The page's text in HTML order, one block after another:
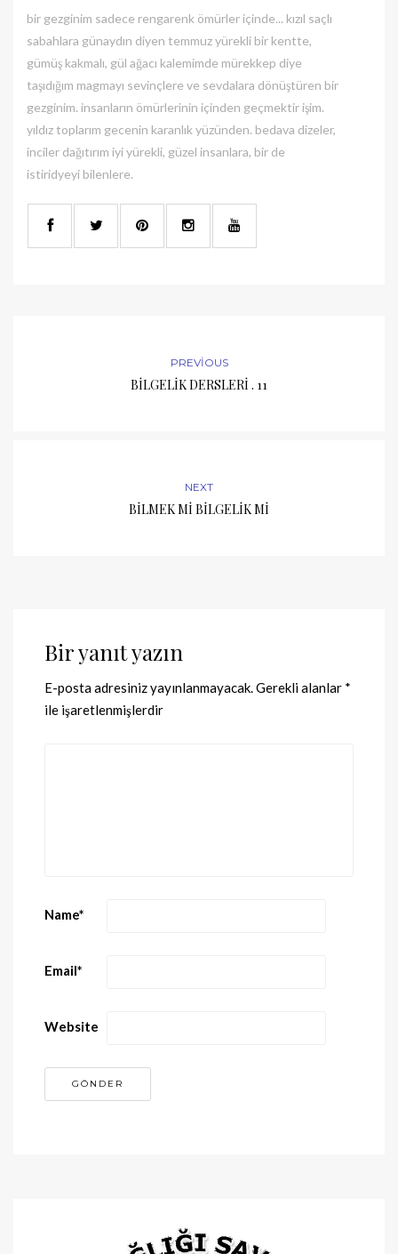
bir gezginim sadece rengarenk ömürler içinde... kızıl saçlı
sabahlara günaydın diyen temmuz yürekli bir kentte,
gümüş kakmalı, gül ağacı kalemimde mürekkep diye
taşıdığım magmayı sevinçlere ve sevdalara dönüştüren bir
gezginim. insanların ömürlerinin içinden geçmektir işim.
yıldız toplarım gecenin karanlık yüzünden. bedava dizeler,
inciler dağıtırım iyi yürekli, güzel insanlara, bir de
istiridyeyi bilenlere.
PREVIOUS
BİLGELİK DERSLERİ . 11
NEXT
BİLMEK Mİ BİLGELİK Mİ
Bir yanıt yazın
E-posta adresiniz yayınlanmayacak.Gerekli alanlar *
ile işaretlenmişlerdir
Name*
Email*
Website